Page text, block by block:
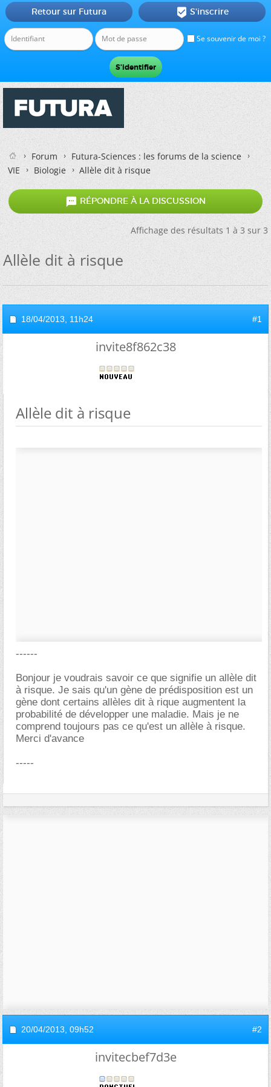
Se souvenir de moi ?
Retour sur Futura  S'inscrire
Forum
Futura-Sciences : les forums de la science
VIE
Biologie Allèle dit à risque
 RÉPONDRE À LA DISCUSSION
Affichage des résultats 1 à 3 sur 3
Allèle dit à risque
18/04/2013, 11h24 #1
invite8f862c38
Allèle dit à risque
------
Bonjour je voudrais savoir ce que signifie un allèle dit
à risque. Je sais qu'un gène de prédisposition est un
gène dont certains allèles dit à rique augmentent la
probabilité de développer une maladie. Mais je ne
comprend toujours pas ce qu'est un allèle à risque.
Merci d'avance
-----
20/04/2013, 09h52 #2
invitecbef7d3e